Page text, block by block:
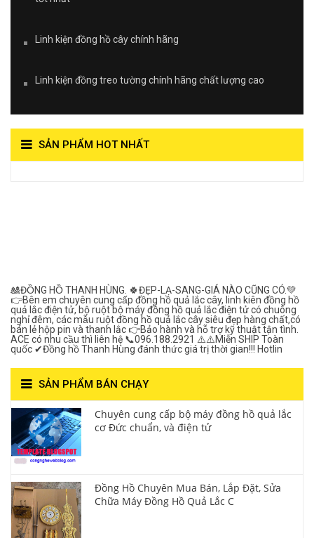
Linh kiện đồng hồ cây chính hãng
Linh kiện đồng treo tường chính hãng chất lượng cao
SẢN PHẨM HOT NHẤT
🎎ĐỒNG HỒ THANH HÙNG. 🍀ĐẸP-LẠ-SANG-GIÁ NÀO CŨNG CÓ.💚
👉Bên em chuyên cung cấp đồng hồ quả lắc cây, linh kiên đồng hồ
quả lắc điện tử, bộ ruột bộ máy đồng hồ quả lắc điện tử có chuông
nghỉ đêm, các mẫu ruột đồng hồ quả lắc cây siêu đẹp hàng chất,có
bán lẻ hộp pin và thanh lắc 👉Bảo hành và hỗ trợ kỹ thuật tận tình.
ACE có nhu cầu thì liên hệ 📞096.188.2921 ⚠️⚠️Miễn SHIP Toàn
quốc ✔Đồng hồ Thanh Hùng đánh thức giá trị thời gian!!! Hotlin
SẢN PHẨM BÁN CHẠY
Chuyên cung cấp bộ máy đồng hồ quả lắc
cơ Đức chuẩn, và điện tử
Đồng Hồ Chuyên Mua Bán, Lắp Đặt, Sửa
Chữa Máy Đồng Hồ Quả Lắc C